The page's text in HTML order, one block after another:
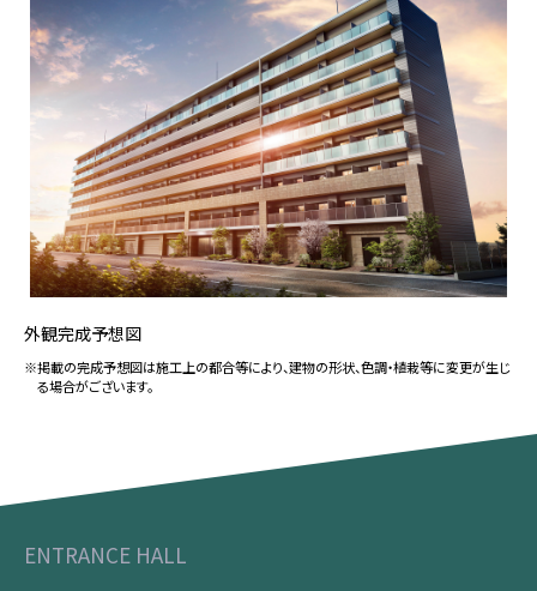
外観完成予想図
※掲載の完成予想図は施工上の都合等により、建物の形状、色調・植栽等に変更が生じ
る場合がございます。
ENTRANCE HALL